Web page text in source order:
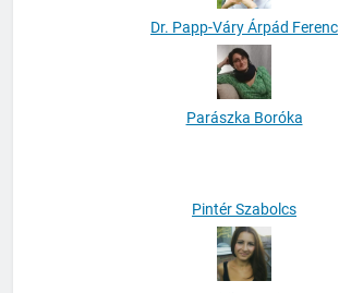
Dr. Papp-Váry Árpád Ferenc
Parászka Boróka
Pintér Szabolcs